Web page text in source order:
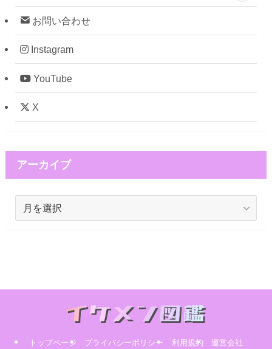
お問い合わせ
Instagram
YouTube
X
アーカイブ
トップページ プライバシーポリシー 利用規約 運営会社